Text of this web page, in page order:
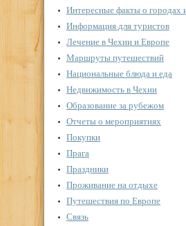
Интересные факты о городах
Информация для туристов
Лечение в Чехии и Европе
Маршруты путешествий
Национальные блюда и еда
Недвижимость в Чехии
Образование за рубежом
Отчеты о мероприятиях
Покупки
Прага
Праздники
Проживание на отдыхе
Путешествия по Европе
Связь